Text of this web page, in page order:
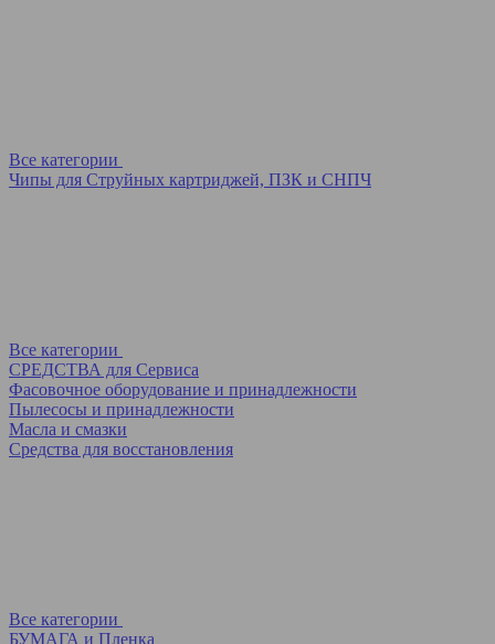
Все категории
Чипы для Струйных картриджей, ПЗК и СНПЧ
Все категории
СРЕДСТВА для Сервиса
Фасовочное оборудование и принадлежности
Пылесосы и принадлежности
Масла и смазки
Средства для восстановления
Все категории
БУМАГА и Пленка